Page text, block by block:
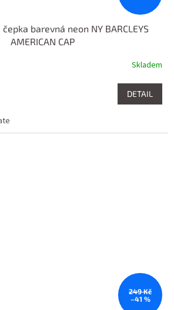
barevná neon NY BARCLEYS
AMERICAN CAP
Skladem
DETAIL
249 Kč
–41 %